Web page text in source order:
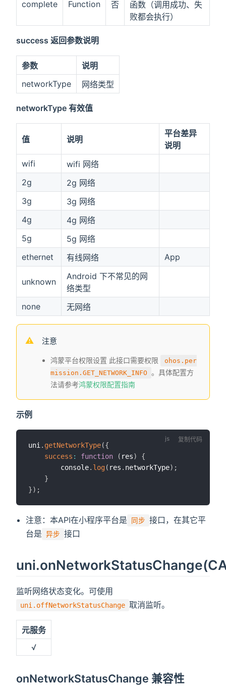
complete Function 否
函数（调用成功、失
败都会执行）
success 返回参数说明
参数
说明
networkType
网络类型
networkType 有效值
值 说明
平台差异
说明
wifi
wifi 网络
2g
2g 网络
3g
3g 网络
4g
4g 网络
5g
5g 网络
ethernet
有线网络 App
unknown
Android 下不常见的网
络类型
none
无网络
注意
鸿蒙平台权限设置 此接口需要权限
ohos.per
mission.GET_NETWORK_INFO 。具体配置方
法请参考鸿蒙权限配置指南
示例
uni . getNetworkType({
success : function ( res)
{
		console
. log( res . networkType) ;
}
}) ;
复制代码
注意：本API在小程序平台是 同步 接口，在其它平
台是 异步 接口
监听网络状态变化。可使用
uni.offNetworkStatusChange 取消监听。
元服务
√
onNetworkStatusChange 兼容性